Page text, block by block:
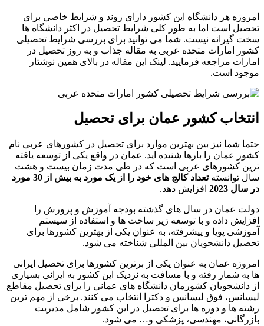
امروزه هر دانشگاه این کشور دارای روند و شرایط خاصی برای
تحصیل است اما به طور کلی شرایط تحصیل در اکثر دانشگاه ها
سخت گیرانه نیست. شما می توانید برای بررسی شرایط تحصیلی
کشور امارات متحده عربی به مقاله جذاب و به روز تحصیل در
امارات مراجعه فرمایید. لینک این مقاله در بالای همین نوشتار
موجود است.
انتخاب کشور عمان برای تحصیل
حتما شما نیز بین بهترین موارد برای تحصیل در کشورهای عربی نام
کشور عمان را بارها شنیده اید. عمان در واقع یکی از توسعه یافته
ترین کشورهای عربی است که در طی مدت زمان بیست و هشت
سال توانسته
تعداد کالج های خود را از یک مورد به بیش از 30 مورد
در سال 2023
افزایش دهد.
دولت عمان در سال های گذشته بودجه آموزش و پرورش را
افزایش داده و با توسعه زیر ساخت ها و استفاده از سیستم
آموزشی پویا و پیشرفته، به عنوان یکی از بهترین کشورها برای
تحصیل دانشجویان بین المللی شناخته می شود.
امروزه عمان به عنوان یکی از برترین کشورها برای تحصیل ایرانی
ها به شمار رفته و با مسافت به نزدیک این کشور به ایرانی بسیاری
از دانشجویان کشورمان دانشگاه های عمانی را برای تحصیل مقاطع
لیسانس، فوق لیسانس و دکترا انتخاب می کنند. برخی از مهم ترین
رشته ها و دوره ها برای تحصیل در این کشور شامل مدیریت
بازرگانی، مهندسی، پزشکی و… می شود.